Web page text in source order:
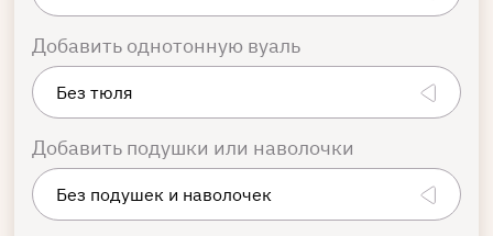
Добавить однотонную вуаль
Добавить подушки или наволочки